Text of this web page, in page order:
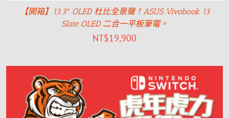
【開箱】13.3″ OLED 杜比全景聲！ASUS Vivobook 13
Slate OLED 二合一平板筆電。
NT$19,900